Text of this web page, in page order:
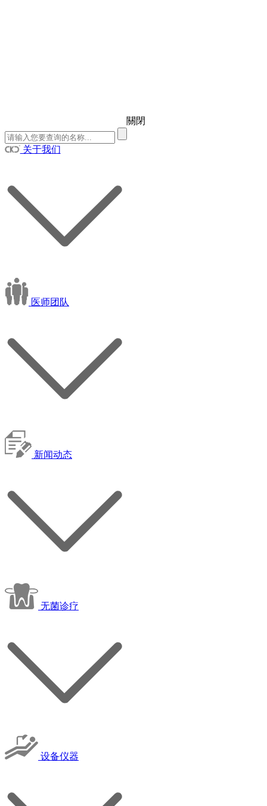
關閉
关于我们
医师团队
新闻动态
无菌诊疗
设备仪器